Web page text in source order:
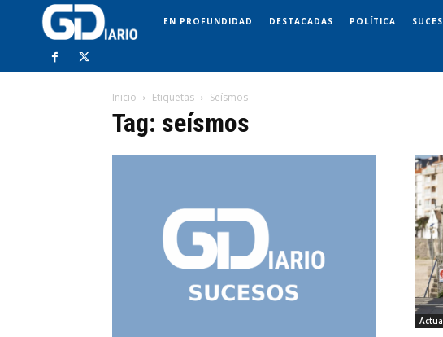
EN PROFUNDIDAD DESTACADAS POLÍTICA
Inicio Etiquetas Seísmos
Tag: seísmos